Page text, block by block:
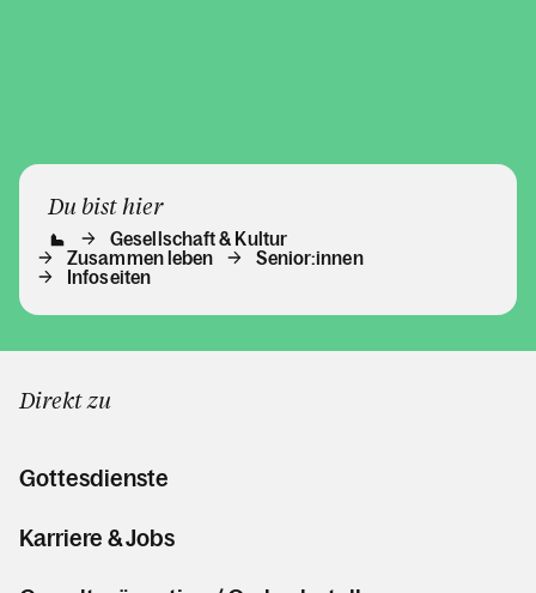
Du bist hier
Gesellschaft & Kultur
Zusammen leben
Senior:innen
Infoseiten
Direkt zu
Gottesdienste
Karriere & Jobs